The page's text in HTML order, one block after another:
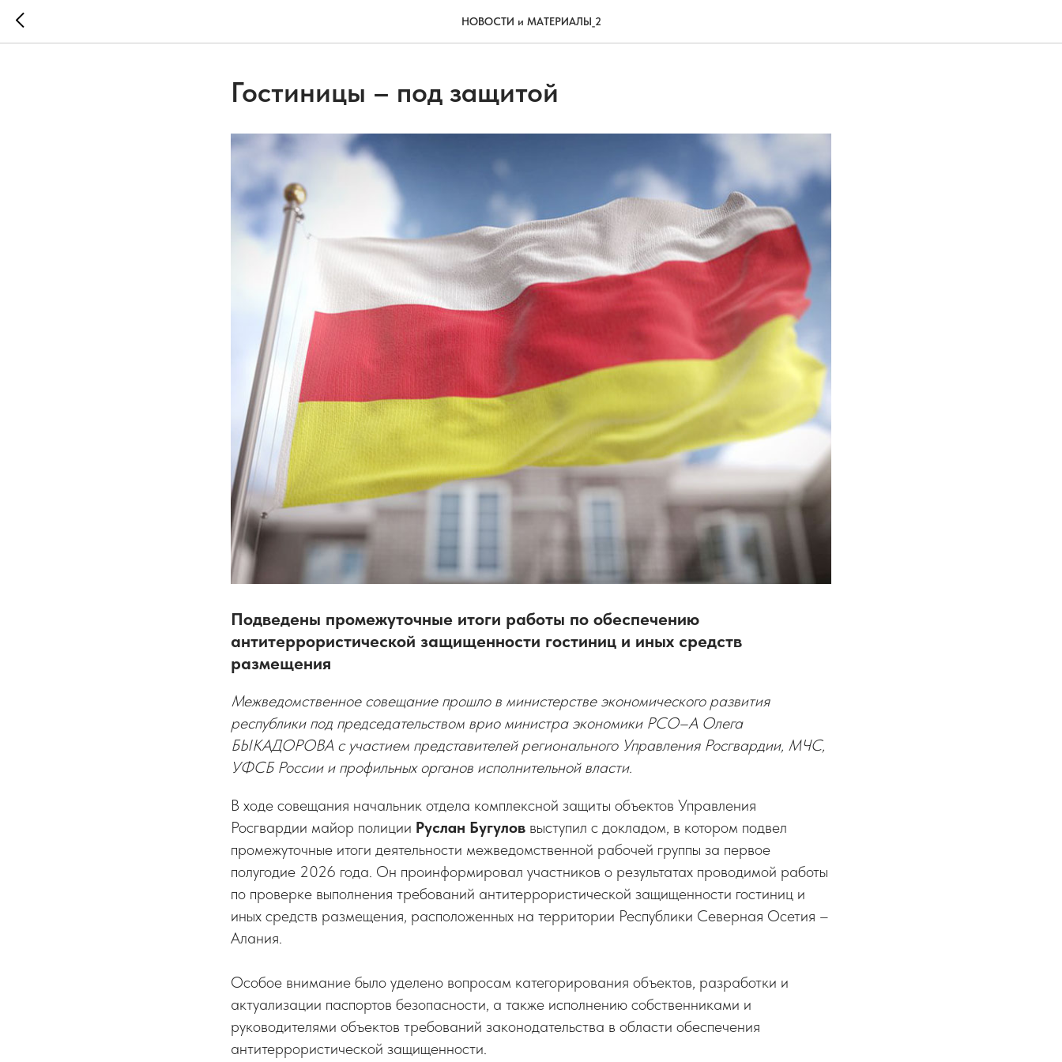
НОВОСТИ и МАТЕРИАЛЫ_2
Гостиницы – под защитой
Подведены промежуточные итоги работы по обеспечению
антитеррористической защищенности гостиниц и иных средств
размещения
Межведомственное совещание прошло в министерстве экономического развития
республики под председательством врио министра экономики РСО–А Олега
БЫКАДОРОВА с участием представителей регионального Управления Росгвардии, МЧС,
УФСБ России и профильных органов исполнительной власти.
В ходе совещания начальник отдела комплексной защиты объектов Управления
Росгвардии майор полиции Руслан Бугулов выступил с докладом, в котором подвел
промежуточные итоги деятельности межведомственной рабочей группы за первое
полугодие 2026 года. Он проинформировал участников о результатах проводимой работы
по проверке выполнения требований антитеррористической защищенности гостиниц и
иных средств размещения, расположенных на территории Республики Северная Осетия –
Алания.
Особое внимание было уделено вопросам категорирования объектов, разработки и
актуализации паспортов безопасности, а также исполнению собственниками и
руководителями объектов требований законодательства в области обеспечения
антитеррористической защищенности.